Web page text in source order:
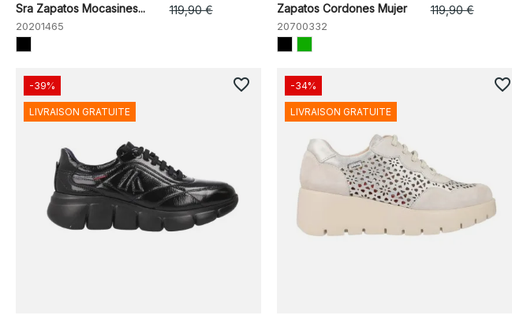
Sra Zapatos Mocasines...
20201465
119,90 €
Zapatos Cordones Mujer
20700332
119,90 €
-39%
LIVRAISON GRATUITE
favorite_border -34%
LIVRAISON GRATUITE
favorite_border